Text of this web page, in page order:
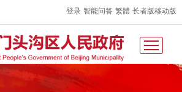
登录 智能问答 繁體 长者版移动版